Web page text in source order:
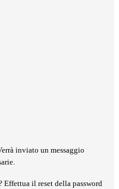
inviato un messaggio
Effettua il reset della password